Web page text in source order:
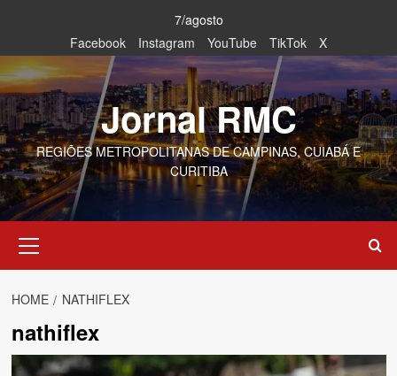
content
7/agosto
Facebook
Instagram YouTube TikTok X
Jornal RMC
REGIÕES METROPOLITANAS DE CAMPINAS, CUIABÁ E
CURITIBA
Menu
HOME NATHIFLEX
nathiflex